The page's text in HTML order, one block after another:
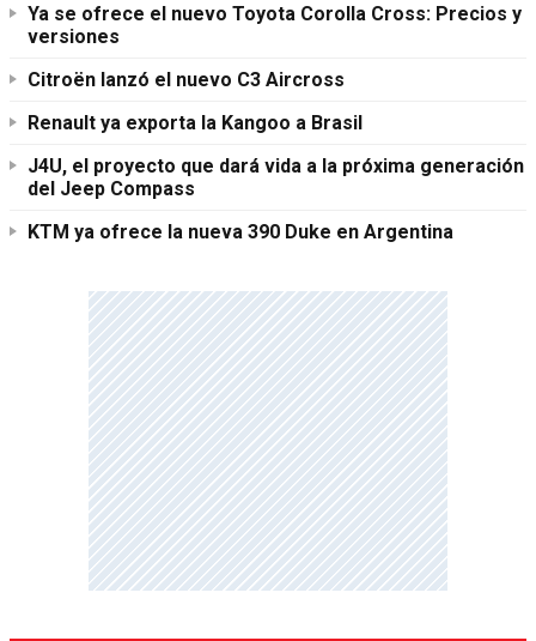
Ya se ofrece el nuevo Toyota Corolla Cross: Precios y
versiones
Citroën lanzó el nuevo C3 Aircross
Renault ya exporta la Kangoo a Brasil
J4U, el proyecto que dará vida a la próxima generación
del Jeep Compass
KTM ya ofrece la nueva 390 Duke en Argentina